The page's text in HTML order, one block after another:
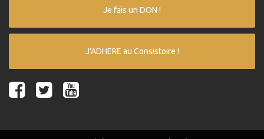
Je fais un DON !
J'ADHERE au Consistoire !